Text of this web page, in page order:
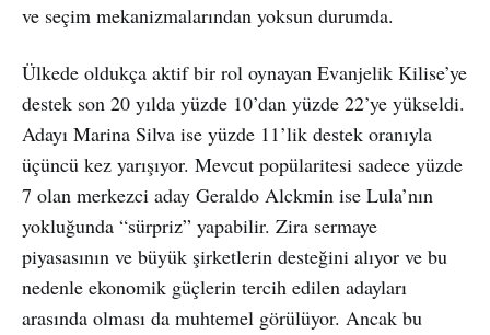
ve seçim mekanizmalarından yoksun durumda.
Ülkede oldukça aktif bir rol oynayan Evanjelik Kilise’ye
destek son 20 yılda yüzde 10’dan yüzde 22’ye yükseldi.
Adayı Marina Silva ise yüzde 11’lik destek oranıyla
üçüncü kez yarışıyor. Mevcut popülaritesi sadece yüzde
7 olan merkezci aday Geraldo Alckmin ise Lula’nın
yokluğunda “sürpriz” yapabilir. Zira sermaye
piyasasının ve büyük şirketlerin desteğini alıyor ve bu
nedenle ekonomik güçlerin tercih edilen adayları
arasında olması da muhtemel görülüyor. Ancak bu